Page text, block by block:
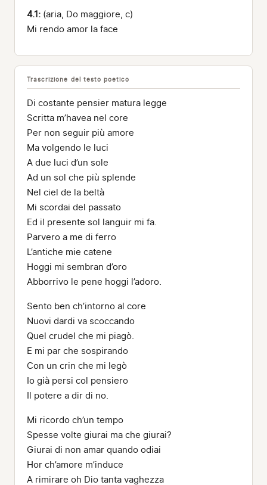
4.1: (aria, Do maggiore, c)
Mi rendo amor la face
Trascrizione del testo poetico
Di costante pensier matura legge
Scritta m’havea nel core
Per non seguir più amore
Ma volgendo le luci
A due luci d’un sole
Ad un sol che più splende
Nel ciel de la beltà
Mi scordai del passato
Ed il presente sol languir mi fa.
Parvero a me di ferro
L’antiche mie catene
Hoggi mi sembran d’oro
Abborrivo le pene hoggi l’adoro.
Sento ben ch’intorno al core
Nuovi dardi va scoccando
Quel crudel che mi piagò.
E mi par che sospirando
Con un crin che mi legò
Io già persi col pensiero
Il potere a dir di no.
Mi ricordo ch’un tempo
Spesse volte giurai ma che giurai?
Giurai di non amar quando odiai
Hor ch’amore m’induce
A rimirare oh Dio tanta vaghezza